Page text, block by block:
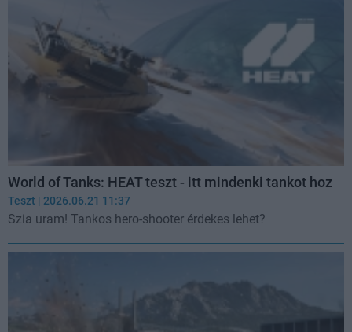
World of Tanks: HEAT teszt - itt mindenki tankot hoz
Teszt | 2026.06.21 11:37
Szia uram! Tankos hero-shooter érdekes lehet?